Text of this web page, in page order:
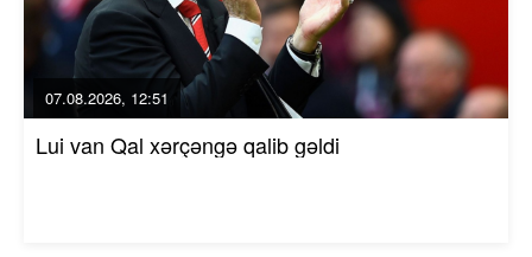
07.08.2026, 12:51
Lui van Qal xərçəngə qalib gəldi